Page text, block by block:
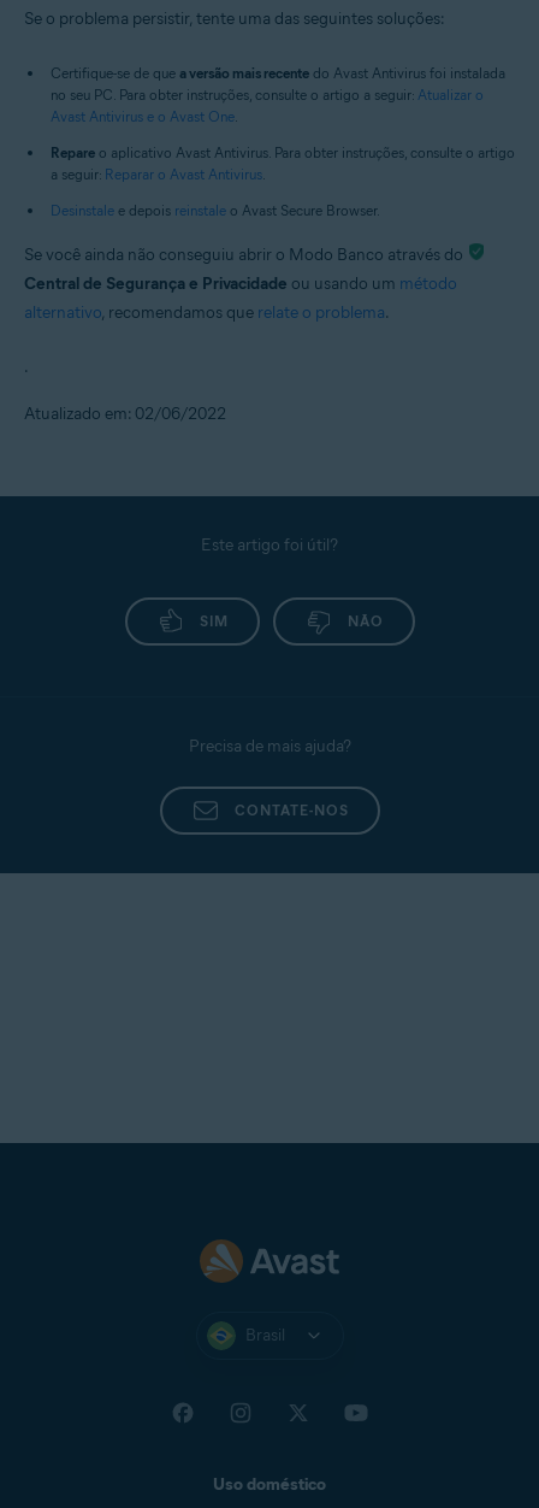
Se o problema persistir, tente uma das seguintes soluções:
Certifique-se de que a versão mais recente do Avast Antivirus foi instalada
no seu PC. Para obter instruções, consulte o artigo a seguir: Atualizar o
Avast Antivirus e o Avast One.
Repare o aplicativo Avast Antivirus. Para obter instruções, consulte o artigo
a seguir: Reparar o Avast Antivirus.
Desinstale e depois reinstale o Avast Secure Browser.
Se você ainda não conseguiu abrir o Modo Banco através do
Central de Segurança e Privacidade ou usando um método
alternativo, recomendamos que relate o problema.
.
Atualizado em: 02/06/2022
Este artigo foi útil?
SIM NÃO
Precisa de mais ajuda?
CONTATE-NOS
Brasil
Uso doméstico